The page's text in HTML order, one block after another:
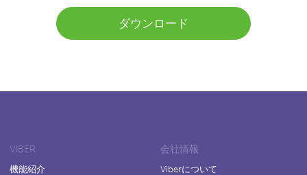
ダウンロード
VIBER
機能紹介
会社情報
Viberについて